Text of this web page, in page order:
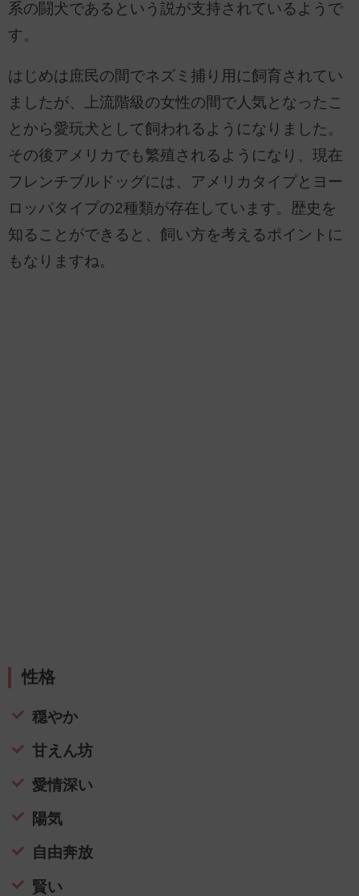
系の闘犬であるという説が支持されているようで
す。
はじめは庶民の間でネズミ捕り用に飼育されてい
ましたが、上流階級の女性の間で人気となったこ
とから愛玩犬として飼われるようになりました。
その後アメリカでも繁殖されるようになり、現在
フレンチブルドッグには、アメリカタイプとヨー
ロッパタイプの2種類が存在しています。歴史を
知ることができると、飼い方を考えるポイントに
もなりますね。
性格
穏やか
甘えん坊
愛情深い
陽気
自由奔放
賢い